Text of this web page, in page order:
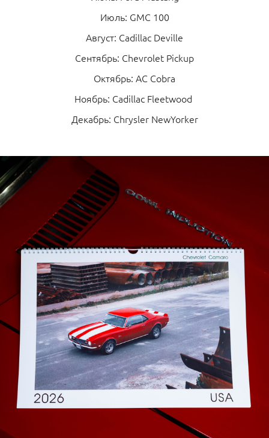
Июль: GMC 100
Август: Cadillac Deville
Сентябрь: Chevrolet Pickup
Октябрь: AC Cobra
Ноябрь: Cadillac Fleetwood
Декабрь: Chrysler NewYorker